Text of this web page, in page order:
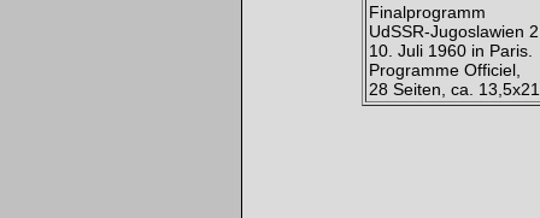
Finalprogramm
UdSSR-Jugoslawien
10. Juli 1960 in Paris.
Programme Officiel,
28 Seiten, ca.